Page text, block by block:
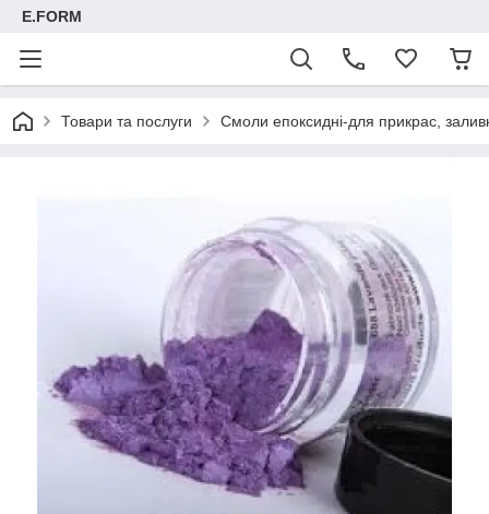
E.FORM
Товари та послуги Смоли епоксидні-для прикрас,